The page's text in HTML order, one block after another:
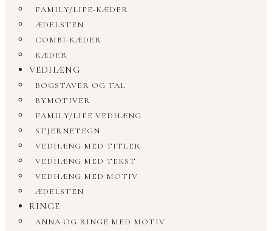
FAMILY/LIFE-KÆDER
ÆDELSTEN
COMBI-KÆDER
KÆDER
VEDHÆNG
BOGSTAVER OG TAL
BYMOTIVER
FAMILY/LIFE VEDHÆNG
STJERNETEGN
VEDHÆNG MED TITLER
VEDHÆNG MED TEKST
VEDHÆNG MED MOTIV
ÆDELSTEN
RINGE
ANNA OG RINGE MED MOTIV